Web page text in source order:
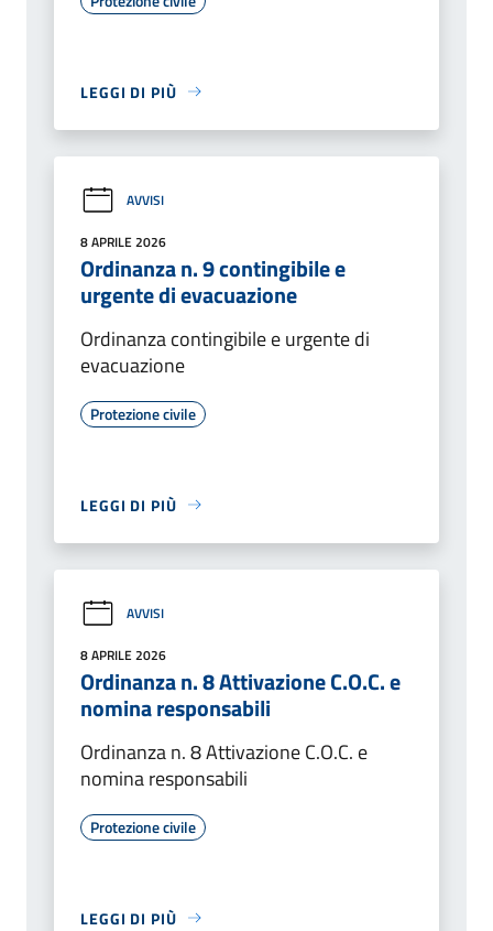
LEGGI DI PIÙ
AVVISI
8 APRILE 2026
Ordinanza n. 9 contingibile e
urgente di evacuazione
Ordinanza contingibile e urgente di
evacuazione
Protezione civile
LEGGI DI PIÙ
AVVISI
8 APRILE 2026
Ordinanza n. 8 Attivazione C.O.C. e
nomina responsabili
Ordinanza n. 8 Attivazione C.O.C. e
nomina responsabili
Protezione civile
LEGGI DI PIÙ